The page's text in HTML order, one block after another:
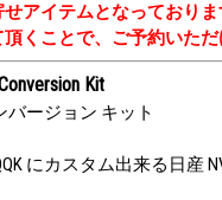
アイテムとなっておりま
くことで、ご予約いただ
Kit
バージョン キット
にカスタム出来る日